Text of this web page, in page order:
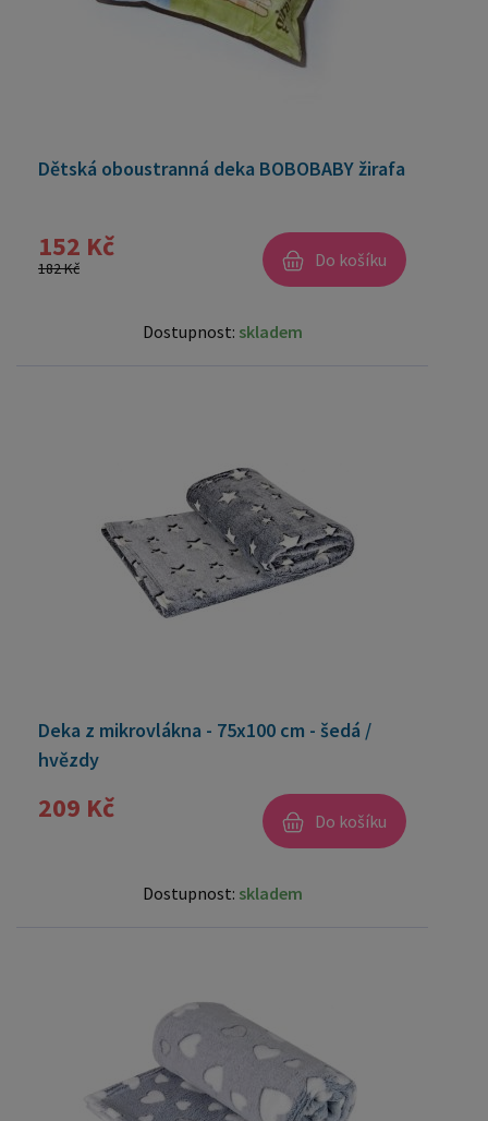
Dětská oboustranná deka BOBOBABY žirafa
152 Kč
182 Kč Do košíku
Dostupnost: skladem
Deka z mikrovlákna - 75x100 cm - šedá /
hvězdy
209 Kč Do košíku
Dostupnost: skladem